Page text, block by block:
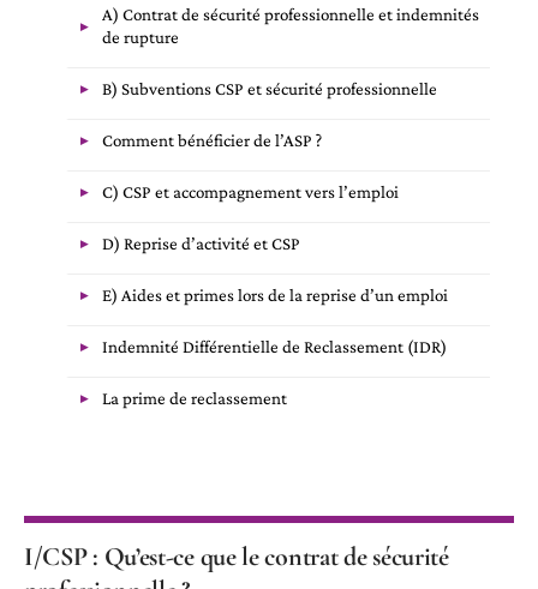
A) Contrat de sécurité professionnelle et indemnités
de rupture
B) Subventions CSP et sécurité professionnelle
Comment bénéficier de l’ASP ?
C) CSP et accompagnement vers l’emploi
D) Reprise d’activité et CSP
E) Aides et primes lors de la reprise d’un emploi
Indemnité Différentielle de Reclassement (IDR)
La prime de reclassement
I/CSP : Qu’est-ce que le contrat de sécurité